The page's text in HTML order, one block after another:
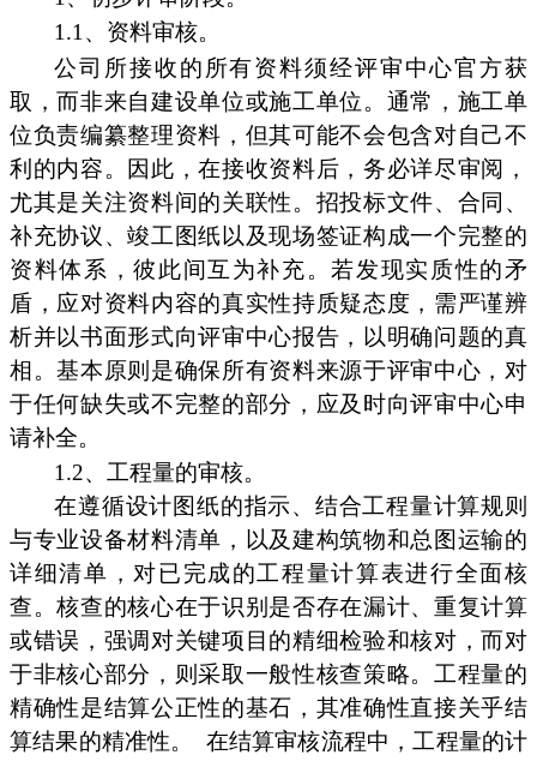
1.1、资料审核。
公司所接收的所有资料须经评审中心官方获
取，而非来自建设单位或施工单位。通常，施工单
位负责编纂整理资料，但其可能不会包含对自己不
利的内容。因此，在接收资料后，务必详尽审阅，
尤其是关注资料间的关联性。招投标文件、合同、
补充协议、竣工图纸以及现场签证构成一个完整的
资料体系，彼此间互为补充。若发现实质性的矛
盾，应对资料内容的真实性持质疑态度，需严谨辨
析并以书面形式向评审中心报告，以明确问题的真
相。基本原则是确保所有资料来源于评审中心，对
于任何缺失或不完整的部分，应及时向评审中心申
请补全。
1.2、工程量的审核。
在遵循设计图纸的指示、结合工程量计算规则
与专业设备材料清单，以及建构筑物和总图运输的
详细清单，对已完成的工程量计算表进行全面核
查。核查的核心在于识别是否存在漏计、重复计算
或错误，强调对关键项目的精细检验和核对，而对
于非核心部分，则采取一般性核查策略。工程量的
精确性是结算公正性的基石，其准确性直接关乎结
算结果的精准性。
在结算审核流程中，工程量的计